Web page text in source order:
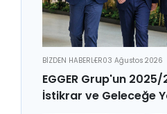
BİZDEN HABERLER03 Ağustos 2026
EGGER Grup'un 2025/
İstikrar ve Geleceğe